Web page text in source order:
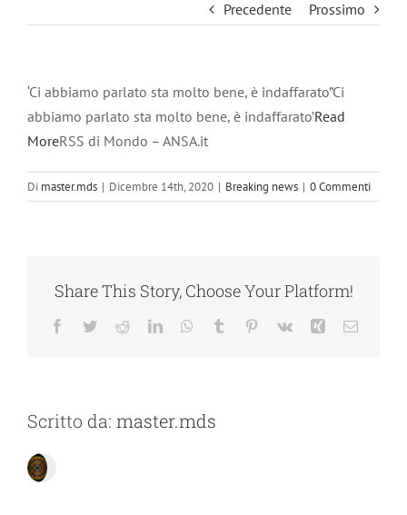
Precedente Prossimo
‘Ci abbiamo parlato sta molto bene, è indaffarato”Ci
abbiamo parlato sta molto bene, è indaffarato’Read
MoreRSS di Mondo – ANSA.it
Di master.mds | Dicembre 14th, 2020 | Breaking news | 0 Commenti
Share This Story, Choose Your Platform!
Facebook
TwitterRedditLinkedInWhatsApp
Tumblr Pinterest
Vk Xing Email
Scritto da: master.mds